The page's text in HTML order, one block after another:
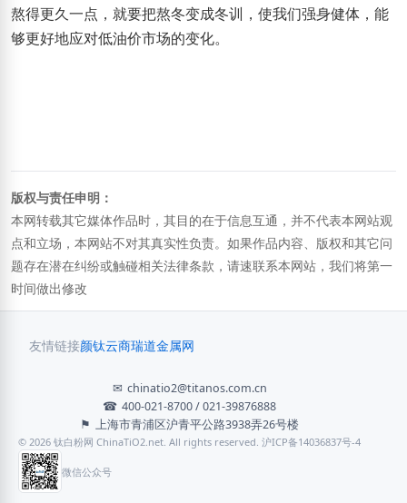
熬得更久一点，就要把熬冬变成冬训，使我们强身健体，能
够更好地应对低油价市场的变化。
版权与责任申明：
本网转载其它媒体作品时，其目的在于信息互通，并不代表本网站观
点和立场，本网站不对其真实性负责。如果作品内容、版权和其它问
题存在潜在纠纷或触碰相关法律条款，请速联系本网站，我们将第一
时间做出修改
友情链接颜钛云商瑞道金属网
✉ chinatio2@titanos.com.cn
☎ 400-021-8700 / 021-39876888
⚑ 上海市青浦区沪青平公路3938弄26号楼
© 2026 钛白粉网 ChinaTiO2.net. All rights reserved. 沪ICP备14036837号-4
微信公众号